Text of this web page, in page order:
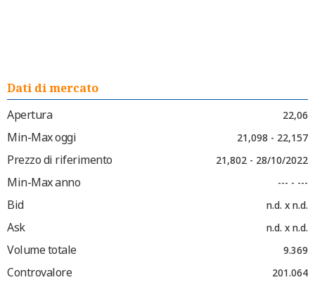
Dati di mercato
Apertura
22,06
Min-Max oggi 21,098 - 22,157
Prezzo di riferimento 21,802 - 28/10/2022
Min-Max anno --- - ---
Bid n.d. x n.d.
Ask n.d. x n.d.
Volume totale 9.369
Controvalore 201.064